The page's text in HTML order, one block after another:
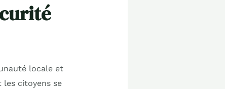
locale et
citoyens se